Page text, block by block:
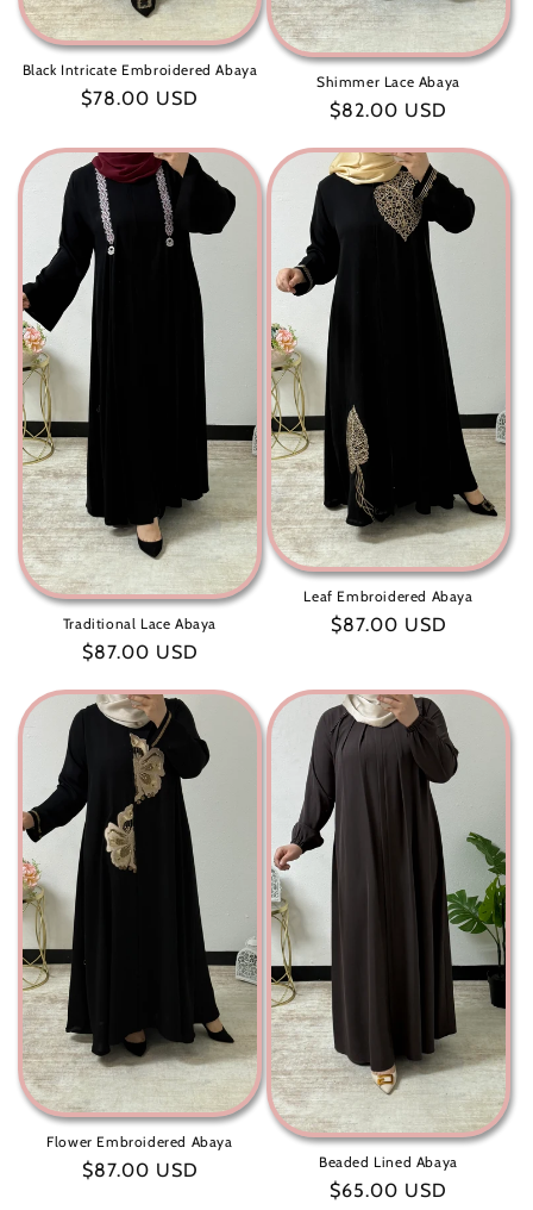
Black Intricate Embroidered Abaya
سعر
$78.00 USD
Shimmer Lace Abaya
سعر
$82.00 USD
Traditional Lace Abaya
سعر
$87.00 USD
Leaf Embroidered Abaya
سعر
$87.00 USD
Flower Embroidered Abaya
سعر
$87.00 USD Beaded Lined Abaya
سعر
$65.00 USD